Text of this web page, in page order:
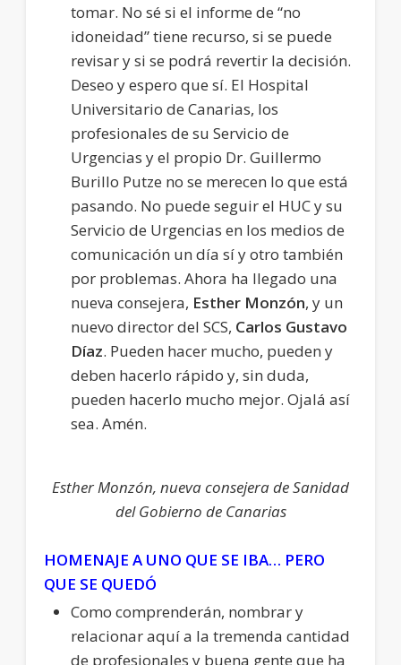
tomar. No sé si el informe de “no
idoneidad” tiene recurso, si se puede
revisar y si se podrá revertir la decisión.
Deseo y espero que sí. El Hospital
Universitario de Canarias, los
profesionales de su Servicio de
Urgencias y el propio Dr. Guillermo
Burillo Putze no se merecen lo que está
pasando. No puede seguir el HUC y su
Servicio de Urgencias en los medios de
comunicación un día sí y otro también
por problemas. Ahora ha llegado una
nueva consejera, Esther Monzón, y un
nuevo director del SCS, Carlos Gustavo
Díaz. Pueden hacer mucho, pueden y
deben hacerlo rápido y, sin duda,
pueden hacerlo mucho mejor. Ojalá así
sea. Amén.
Esther Monzón, nueva consejera de Sanidad
del Gobierno de Canarias
HOMENAJE A UNO QUE SE IBA… PERO
QUE SE QUEDÓ
Como comprenderán, nombrar y
relacionar aquí a la tremenda cantidad
de profesionales y buena gente que ha